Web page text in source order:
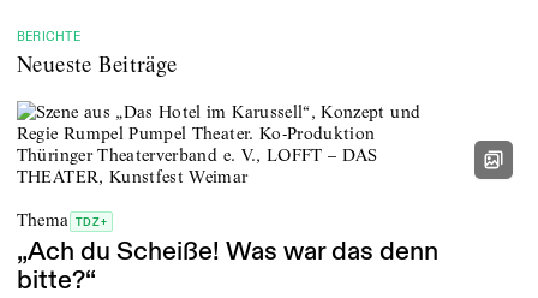
BERICHTE
Neueste Beiträge
Thema TDZ+
„Ach du Scheiße! Was war das denn
bitte?“